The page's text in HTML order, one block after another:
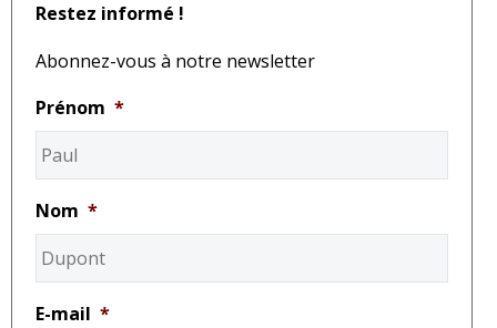
Restez informé !
Abonnez-vous à notre newsletter
Prénom *
Nom *
E-mail *